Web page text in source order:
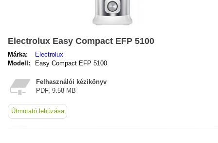
Electrolux Easy Compact EFP 5100
Márka:
Electrolux
Modell:
Easy Compact EFP 5100
Felhasználói kézikönyv
PDF, 9.58 MB
Útmutató lehúzása